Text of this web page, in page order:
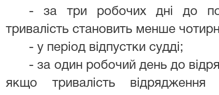
- за три робочих дні до
тривалість становить менше
- у період відпустки судді;
- за один робочий день до
якщо тривалість